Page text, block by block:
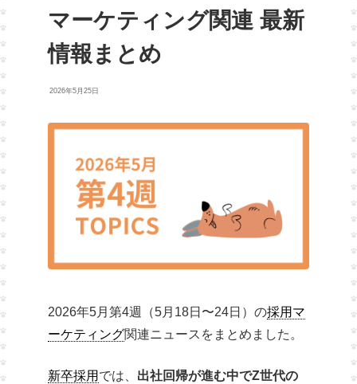
マーケティング関連 最新
情報まとめ
2026年5月25日
2026年5月第4週（5月18日〜24日）の採用マ
ーケティング関連ニュースをまとめました。
新卒採用 では、 出社回帰が進む中でZ世代の